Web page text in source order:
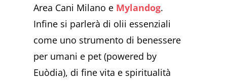
Area Cani Milano e Mylandog.
Infine si parlerà di olii essenziali
come uno strumento di benessere
per umani e pet (powered by
Euòdia), di fine vita e spiritualità